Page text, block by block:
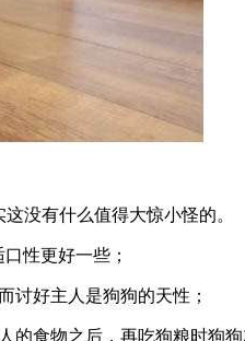
没有什么值得大惊小怪的。
性更好一些；
讨好主人是狗狗的天性；
的食物之后，再吃狗粮时狗